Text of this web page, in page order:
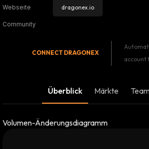
Webseite dragonex.io
Community
CONNECT DRAGONEX
account
Überblick Märkte
Volumen-Änderungsdiagramm